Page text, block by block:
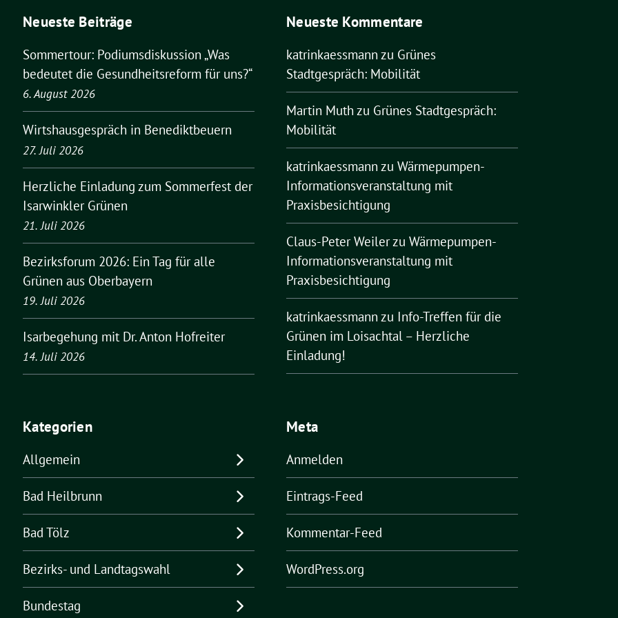
Neueste Beiträge
Sommertour: Podiumsdiskussion „Was
bedeutet die Gesundheitsreform für uns?“
6. August 2026
Wirtshausgespräch in Benediktbeuern
27. Juli 2026
Herzliche Einladung zum Sommerfest der
Isarwinkler Grünen
21. Juli 2026
Bezirksforum 2026: Ein Tag für alle
Grünen aus Oberbayern
19. Juli 2026
Isarbegehung mit Dr. Anton Hofreiter
14. Juli 2026
Neueste Kommentare
katrinkaessmann zu Grünes
Stadtgespräch: Mobilität
Martin Muth zu Grünes Stadtgespräch:
Mobilität
katrinkaessmann zu Wärmepumpen-
Informationsveranstaltung mit
Praxisbesichtigung
Claus-Peter Weilerzu Wärmepumpen-
Informationsveranstaltung mit
Praxisbesichtigung
katrinkaessmann zu Info-Treffen für die
Grünen im Loisachtal – Herzliche
Einladung!
Kategorien
Allgemein
Bad Heilbrunn
Bad Tölz
Bezirks- und Landtagswahl
Bundestag
Meta
Anmelden
Eintrags-Feed
Kommentar-Feed
WordPress.org